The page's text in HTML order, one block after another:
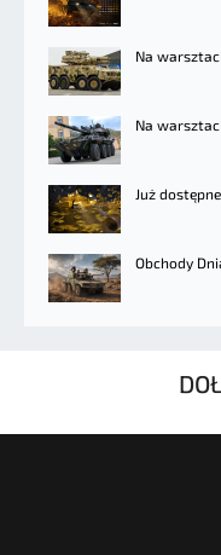
Na
Na
Już
Obchody